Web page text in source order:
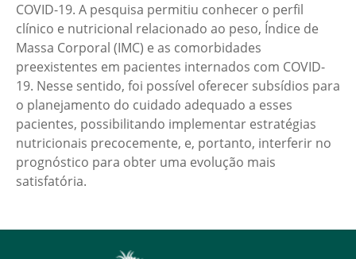
COVID-19. A pesquisa permitiu conhecer o perfil
clínico e nutricional relacionado ao peso, Índice de
Massa Corporal (IMC) e as comorbidades
preexistentes em pacientes internados com COVID-
19. Nesse sentido, foi possível oferecer subsídios para
o planejamento do cuidado adequado a esses
pacientes, possibilitando implementar estratégias
nutricionais precocemente, e, portanto, interferir no
prognóstico para obter uma evolução mais
satisfatória.